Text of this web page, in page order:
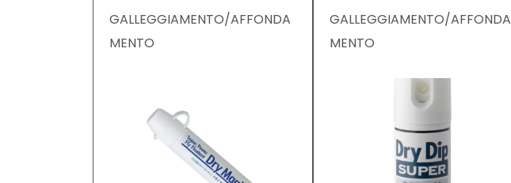
GALLEGGIAMENTO/AFFONDA
MENTO
GALLEGGIAMENTO/AFFONDA
MENTO